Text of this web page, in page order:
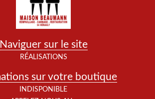
Naviguer sur le site
RÉALISATIONS
sur votre boutique
INDISPONIBLE